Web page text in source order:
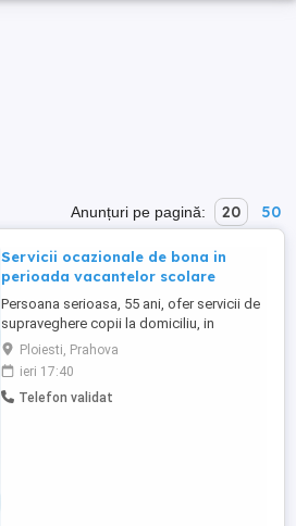
Anunțuri pe pagină: 20 50
Servicii ocazionale de bona in
perioada vacantelor scolare
Persoana serioasa, 55 ani, ofer servicii de
supraveghere copii la domiciliu, in
perioada vacantei de vara 1 iulie-31
august, 2-5 zile saptamana, de luni pana
vineri, uneori si in week-end. Tarif
estimativ 20-40 lei pe ora.
Ploiesti, Prahova
ieri 17:40
Telefon validat